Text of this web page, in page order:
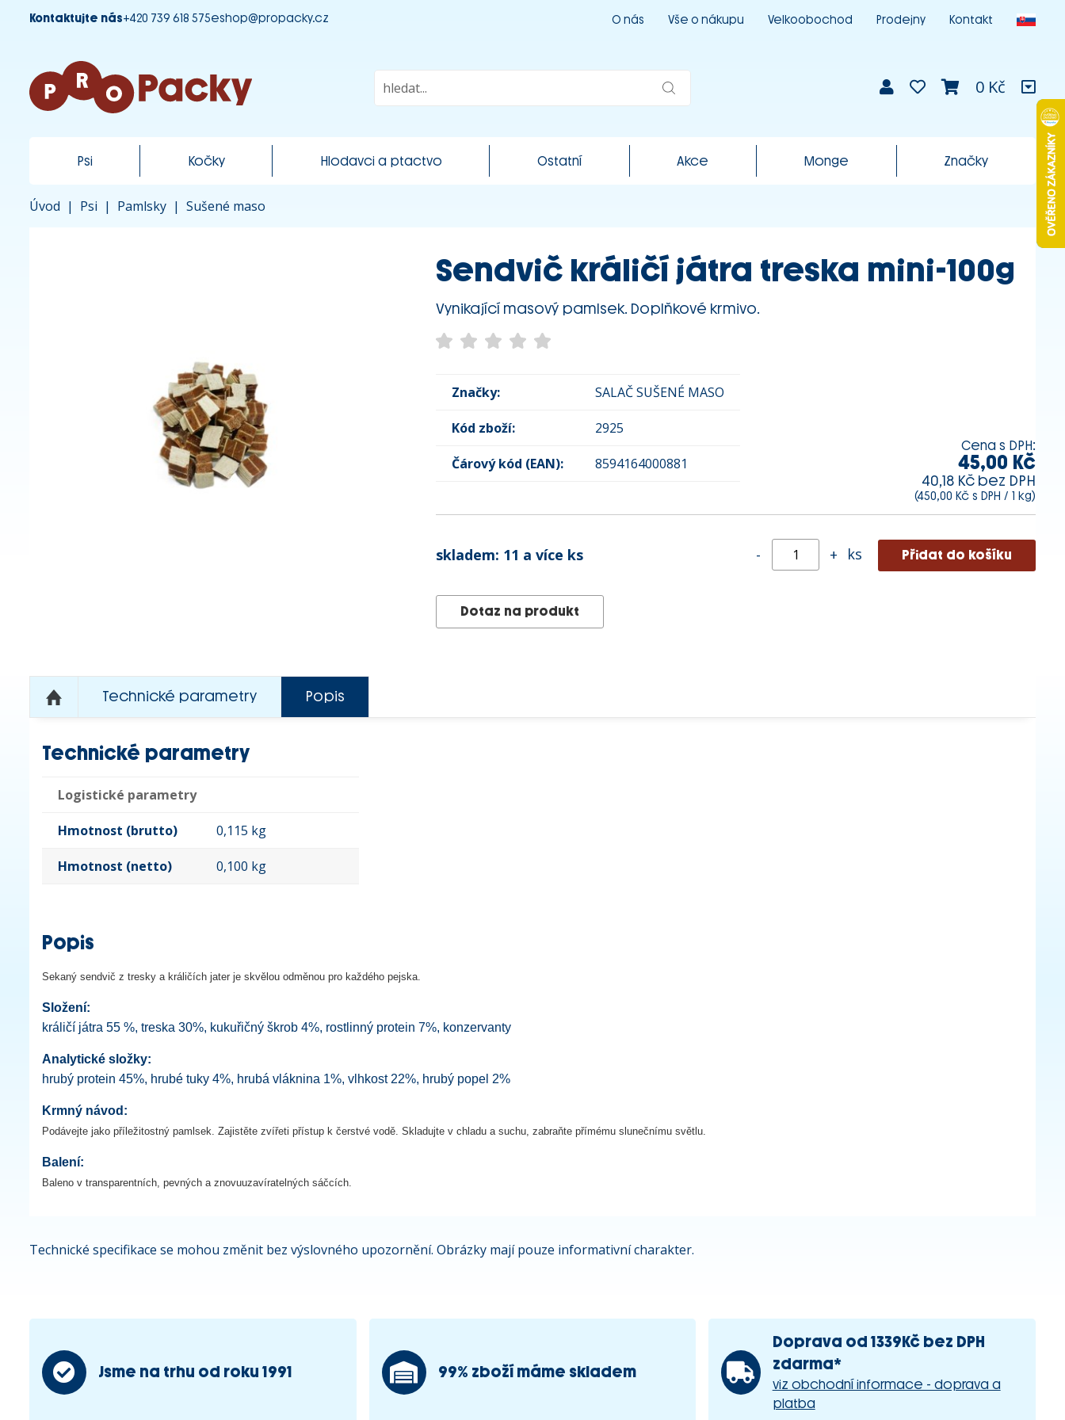
Kontaktujte nás+420 739 618 575eshop@propacky.cz O nás Vše o nákupu Velkoobochod Prodejny Kontakt
0 Kč
Psi Kočky Hlodavci a ptactvo Ostatní Akce Monge Značky
Úvod | Psi | Pamlsky | Sušené maso
Sendvič králičí játra treska mini-100g
Vynikající masový pamlsek. Doplňkové krmivo.
Značky: SALAČ SUŠENÉ MASO
Kód zboží: 2925
Čárový kód (EAN): 8594164000881
Cena s DPH:
45,00 Kč
40,18 Kč bez DPH
(450,00 Kč s DPH / 1 kg)
skladem: 11 a více ks - + ks
Dotaz na produkt
Technické parametry Popis
Technické parametry
Logistické parametry
Hmotnost (brutto) 0,115 kg
Hmotnost (netto) 0,100 kg
Popis
Sekaný sendvič z tresky a králičích jater je skvělou odměnou pro každého pejska.
Složení:
králičí játra 55 %, treska 30%, kukuřičný škrob 4%, rostlinný protein 7%, konzervanty
Analytické složky:
hrubý protein 45%, hrubé tuky 4%, hrubá vláknina 1%, vlhkost 22%, hrubý popel 2%
Krmný návod:
Podávejte jako příležitostný pamlsek. Zajistěte zvířeti přístup k čerstvé vodě. Skladujte v chladu a suchu, zabraňte přímému slunečnímu světlu.
Balení:
Baleno v transparentních, pevných a znovuuzavíratelných sáčcích.
Technické specifikace se mohou změnit bez výslovného upozornění. Obrázky mají pouze informativní charakter.
Jsme na trhu od roku 1991 99% zboží máme skladem
Doprava od 1339Kč bez DPH
zdarma*
viz obchodní informace - doprava a
platba